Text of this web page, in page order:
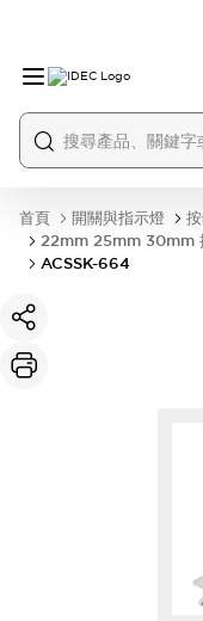
首頁 開關與指示燈
22mm 25mm 30mm
ACSSK-664